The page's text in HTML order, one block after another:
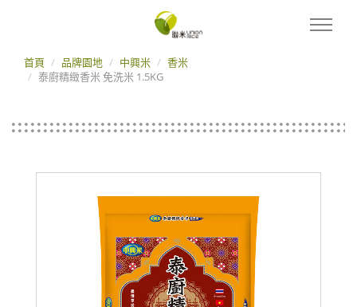
首頁 品牌園地 中興米
香米
泰廚精緻香米 免洗米 1.5KG